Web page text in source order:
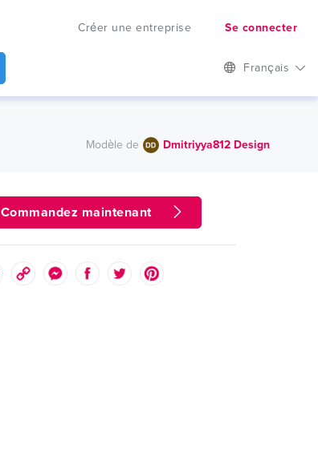
Créer une entreprise Se connecter
Français
Modèle de Dmitriyya812 Design
Commandez maintenant